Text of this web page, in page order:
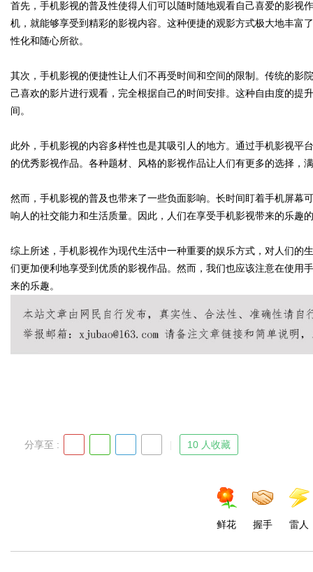
Bo
首先，手机影视的普及性使得人们可以随时随地观看自己喜爱的影视
机，就能够享受到精彩的影视内容。这种便捷的观影方式极大地丰富
性化和随心所欲。
其次，手机影视的便捷性让人们不再受时间和空间的限制。传统的影
己喜欢的影片进行观看，完全根据自己的时间安排。这种自由度的提
间。
此外，手机影视的内容多样性也是其吸引人的地方。通过手机影视平
的优秀影视作品。各种题材、风格的影视作品让人们有更多的选择，
然而，手机影视的普及也带来了一些负面影响。长时间盯着手机屏幕
响人的社交能力和生活质量。因此，人们在享受手机影视带来的乐趣
综上所述，手机影视作为现代生活中一种重要的娱乐方式，对人们的
们更加便利地享受到优质的影视作品。然而，我们也应该注意在使用
来的乐趣。
分享至 : 10 人收藏
鲜花 握手 雷人